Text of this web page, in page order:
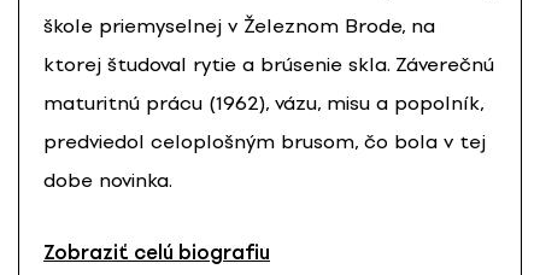
škole priemyselnej v Železnom Brode, na
ktorej študoval rytie a brúsenie skla. Záverečnú
maturitnú prácu (1962), vázu, misu a popolník,
predviedol celoplošným brusom, čo bola v tej
dobe novinka.
Zobraziť celú biografiu